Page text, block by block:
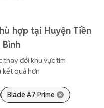
hợp tại Huyện Tiền
thay đổi khu vực tìm
kết quả hơn
Blade A7 Prime